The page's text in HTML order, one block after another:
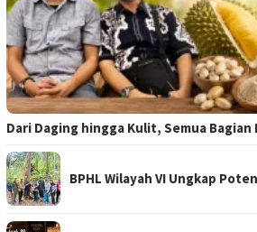
Dari Daging hingga Kulit, Semua
BPHL Wilayah VI Ungkap